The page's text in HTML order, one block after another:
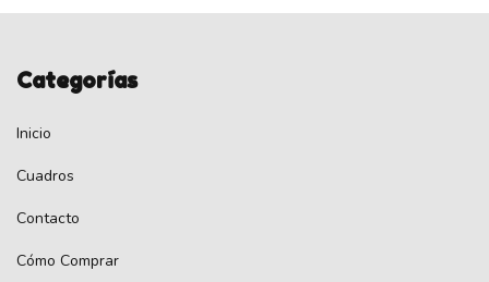
Categorías
Inicio
Cuadros
Contacto
Cómo Comprar